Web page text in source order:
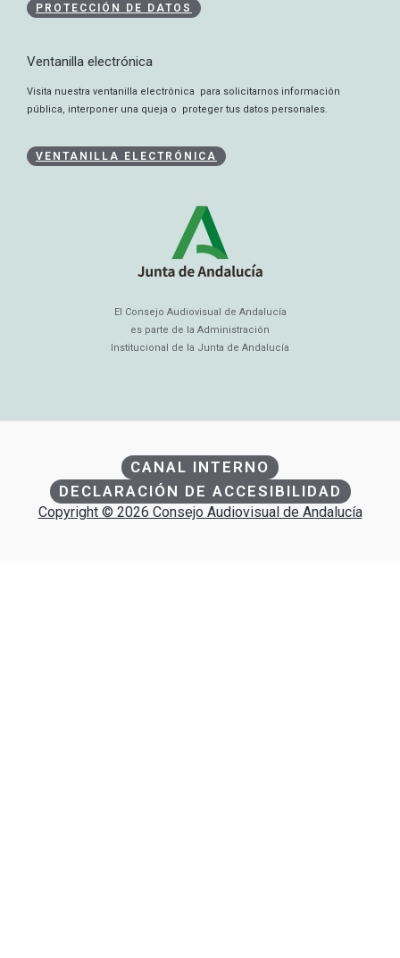
PROTECCIÓN DE DATOS
Ventanilla electrónica
Visita nuestra ventanilla electrónica para solicitarnos información
pública, interponer una queja o proteger tus datos personales.
VENTANILLA ELECTRÓNICA
El Consejo Audiovisual de Andalucía
es parte de la Administración
Institucional de la Junta de Andalucía
CANAL INTERNO
DECLARACIÓN DE ACCESIBILIDAD
Copyright © 2026 Consejo Audiovisual de Andalucía